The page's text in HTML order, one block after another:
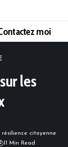
moi
les
citoyenne
11 Min Read